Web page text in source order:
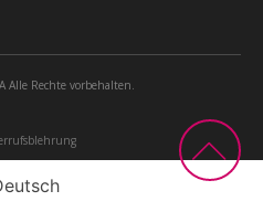
Alle Rechte vorbehalten.